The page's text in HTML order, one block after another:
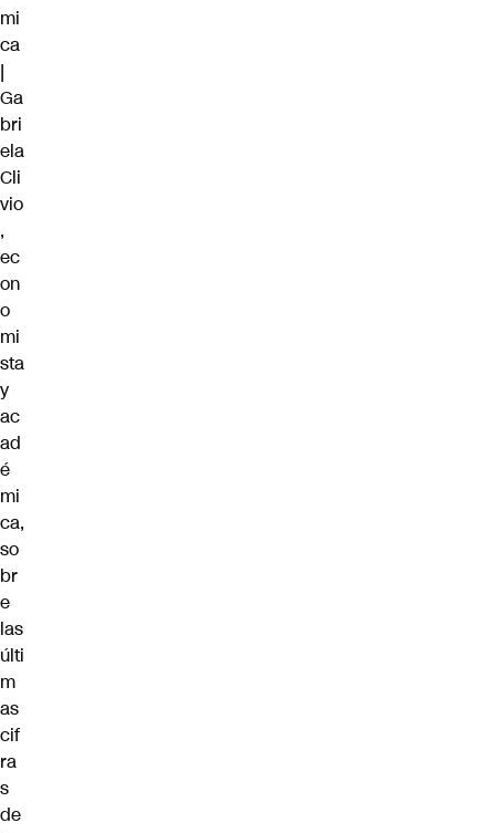
mi
ca
|
Ga
bri
ela
Cli
vio
,
ec
on
o
mi
sta
y
ac
ad
é
mi
ca,
so
br
e
las
últi
m
as
cif
ra
s
de